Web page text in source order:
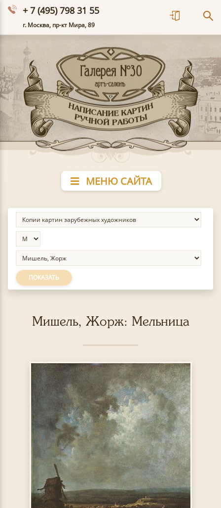
+ 7 (495) 798 31 55
г. Москва, пр-кт Мира, 89
МЕНЮ САЙТА
ПОКАЗАТЬ
Мишель, Жорж: Мельница